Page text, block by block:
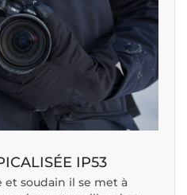
IP53
et soudain il se met à